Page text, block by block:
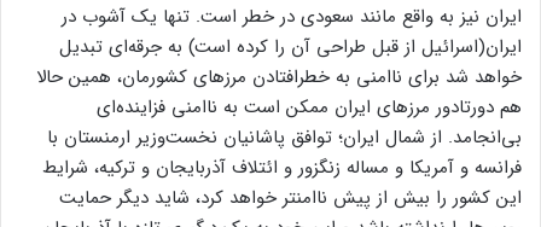
ایران نیز به واقع مانند سعودی در خطر است. تنها یک آشوب در
ایران(اسرائیل از قبل طراحی آن را کرده است) به جرقه‌ای تبدیل
خواهد شد برای ناامنی به خطرافتادن مرزهای کشورمان، همین حالا
هم دورتادور مرزهای ایران ممکن است به ناامنی فزاینده‌ای
بی‌انجامد. از شمال ایران؛ توافق پاشانیان نخست‌وزیر ارمنستان با
فرانسه و آمریکا و مساله زنگزور و ائتلاف آذربایجان و ترکیه، شرایط
این کشور را بیش از پیش ناامنتر خواهد کرد، شاید دیگر حمایت